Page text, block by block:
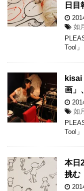
日目
如
Tool
kisai
画」
如
Tool
本日
挑む